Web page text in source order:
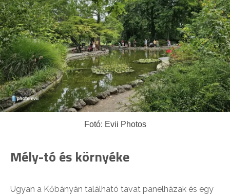
Fotó: Evii Photos
Mély-tó és környéke
Ugyan a Kőbányán található tavat panelházak és egy